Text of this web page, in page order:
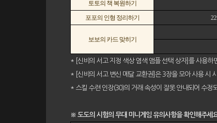
토토의 책 복원하기
포포의 인형 정리하기
보보의 카드 맞히기
* [신비의 서고 지정 색상 염색 앰플 선택 상자]를 사용하
* [신비의 서고 변신 메달 교환권]은 3장을 모아 사용 시
* 스킬 수련 인장(30)의 거래 속성이 잘못 안내되어 수
※ 도도의 시험의 무대 미니게임 유의사항을 확인해주세